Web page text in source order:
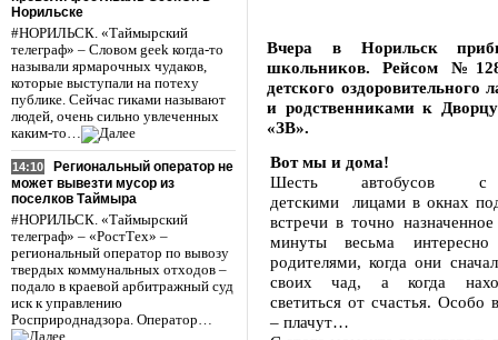
Норильске
#НОРИЛЬСК. «Таймырский
телеграф» – Словом geek когда-то
называли ярмарочных чудаков,
которые выступали на потеху
публике. Сейчас гиками называют
людей, очень сильно увлеченных
каким-то…
14:10
Региональный оператор не
может вывезти мусор из
поселков Таймыра
#НОРИЛЬСК. «Таймырский
телеграф» – «РостТех» –
региональный оператор по вывозу
твердых коммунальных отходов –
подало в краевой арбитражный суд
иск к управлению
Росприроднадзора. Оператор…
Вчера в Норильск
школьников. Рейсом
детского оздоровительного
и родственниками к
«ЗВ».
Вот мы и дома!
Шесть автобусов с
детскими лицами в окнах
встречи в точно
минуты весьма
родителями, когда они
своих чад, а когда
светиться от счастья. Особо
– плачут…